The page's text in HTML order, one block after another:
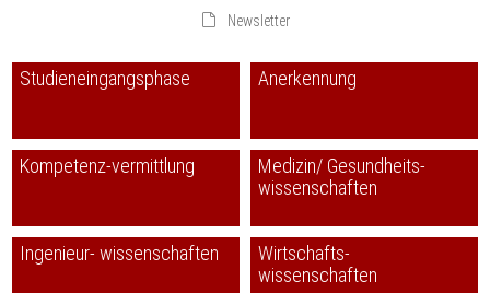
Newsletter
Studieneingangsphase Anerkennung
Kompetenz-vermittlung
Medizin/ Gesundheits-
wissenschaften
Ingenieur- wissenschaften
Wirtschafts-
wissenschaften